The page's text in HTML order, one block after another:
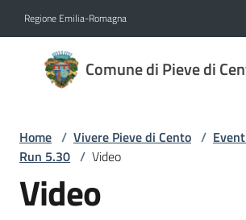
Regione Emilia-Romagna
Comune di Pieve di
Comune
di Pieve
Home / Vivere Pieve di Cento /
Run 5.30 / Video
Video